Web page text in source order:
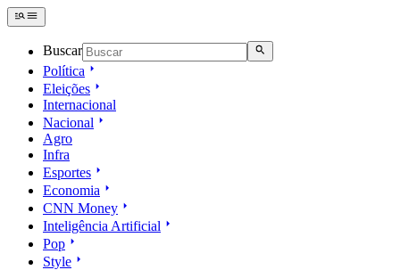
Buscar
Política
Eleições
Internacional
Nacional
Agro
Infra
Esportes
Economia
CNN Money
Inteligência Artificial
Pop
Style